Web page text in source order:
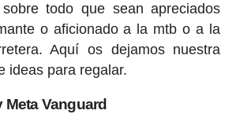
todo que sean apreciados
o aficionado a la mtb o a la
Aquí os dejamos nuestra
ideas para regalar.
Meta Vanguard